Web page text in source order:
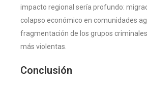
impacto regional sería profundo:
colapso económico en comunidades
fragmentación de los grupos
más violentas.
Conclusión